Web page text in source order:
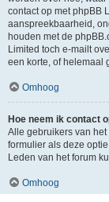
contact op met phpBB
aanspreekbaarheid,
houden met de
Limited toch e-mailt
een korte, of helemaal
Omhoog
Hoe neem ik contact
Alle gebruikers van het
formulier als deze
Leden van het forum
Omhoog